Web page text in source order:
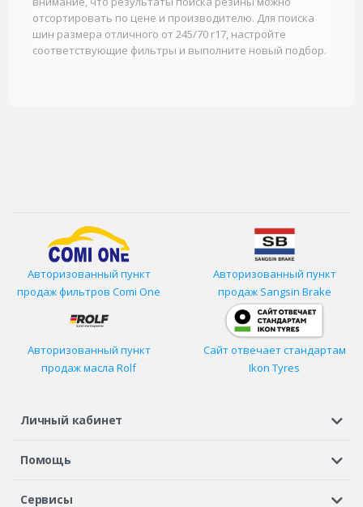
отсортировать по цене и производителю. Для поиска
шин размера отличного от 245/70 r17, настройте
соответствующие фильтры и выполните новый подбор.
Авторизованный пункт
продаж фильтров Comi One
Авторизованный пункт
продаж Sangsin Brake
Авторизованный пункт
продаж масла Rolf
Сайт отвечает стандартам
Ikon Tyres
Личный кабинет
Регистрация или вход
Помощь
Шины в кредит
Сервисы